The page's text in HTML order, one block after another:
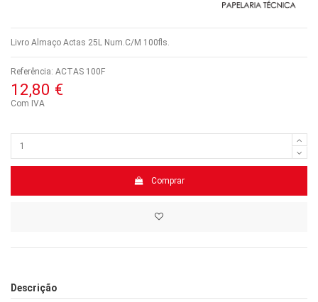
Livro Almaço Actas 25L Num.C/M 100fls.
Referência: ACTAS 100F
12,80 €
Com IVA
Comprar
Descrição